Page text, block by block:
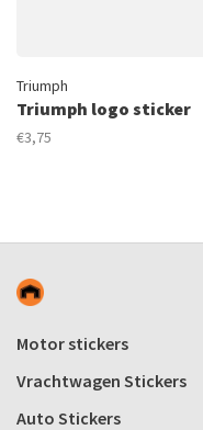
Triumph
Triumph logo sticker
€3,75
Motor stickers
Vrachtwagen Stickers
Auto Stickers